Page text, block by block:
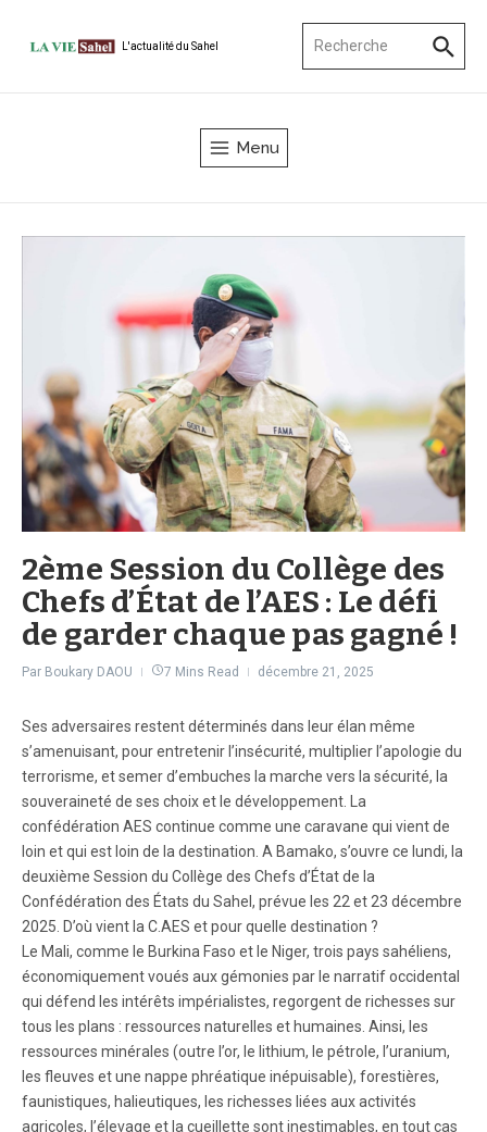
L'actualité du Sahel
Menu
2ème Session du Collège des
Chefs d’État de l’AES : Le défi
de garder chaque pas gagné !
Par Boukary DAOU 7 Mins Read décembre 21, 2025
Ses adversaires restent déterminés dans leur élan même
s’amenuisant, pour entretenir l’insécurité, multiplier l’apologie du
terrorisme, et semer d’embuches la marche vers la sécurité, la
souveraineté de ses choix et le développement. La
confédération AES continue comme une caravane qui vient de
loin et qui est loin de la destination. A Bamako, s’ouvre ce lundi, la
deuxième Session du Collège des Chefs d’État de la
Confédération des États du Sahel, prévue les 22 et 23 décembre
2025. D’où vient la C.AES et pour quelle destination ?
Le Mali, comme le Burkina Faso et le Niger, trois pays sahéliens,
économiquement voués aux gémonies par le narratif occidental
qui défend les intérêts impérialistes, regorgent de richesses sur
tous les plans : ressources naturelles et humaines. Ainsi, les
ressources minérales (outre l’or, le lithium, le pétrole, l’uranium,
les fleuves et une nappe phréatique inépuisable), forestières,
faunistiques, halieutiques, les richesses liées aux activités
agricoles, l’élevage et la cueillette sont inestimables, en tout cas